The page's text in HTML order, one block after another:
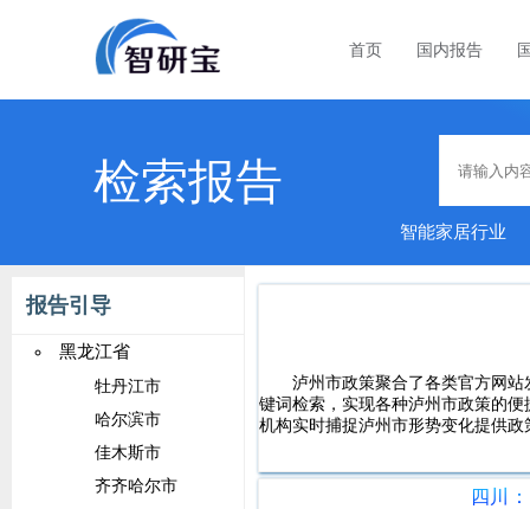
首页 国内报告
检索报告
智能家居行业
金融
报告引导
黑龙江省
牡丹江市
哈尔滨市
佳木斯市
齐齐哈尔市
泸州市政策聚合了各类官方网
键词检索，实现各种泸州市政策的
机构实时捕捉泸州市形势变化提供政
四川